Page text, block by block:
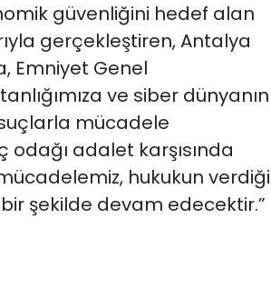
güvenliğini hedef alan
gerçekleştiren, Antalya
Emniyet Genel
ve siber dünyanın
mücadele
adalet karşısında
hukukun verdiği
şekilde devam edecektir.”